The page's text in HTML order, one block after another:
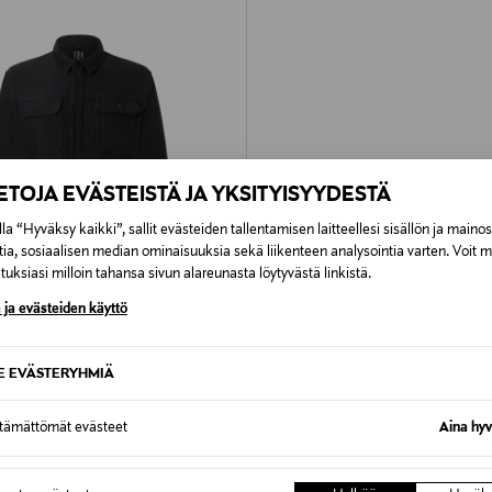
EVÄSTEISTÄ JA YKSITYISYYDESTÄ
“Hyväksy kaikki”, sallit evästeiden tallentamisen laitteellesi sisällön ja
sosiaalisen median ominaisuuksia sekä liikenteen analysointia varten. Voit
milloin tahansa sivun alareunasta löytyvästä linkistä.
ja evästeiden käyttö
EVÄSTERYHMIÄ
evästeet Aina